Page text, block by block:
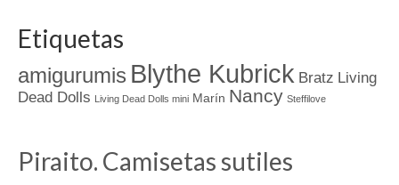
Etiquetas
amigurumis Blythe Kubrick Bratz Living
Dead Dolls Living Dead Dolls mini Marín Nancy Steffilove
Piraito. Camisetas sutiles